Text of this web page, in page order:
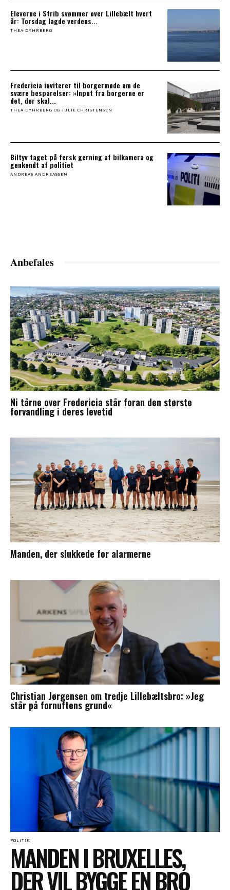
Eleverne i Strib svømmer over Lillebælt hvert
år: Torsdag lagde verdens...
THEA DYHRBERG
Fredericia inviterer til borgermøde om de
svære besparelser: »Input fra borgerne er
det, der skal...
THEA DYHRBERG OG JULIE CHRISTENSEN
Biltyv taget på fersk gerning af bilkamera og
genkendt af politiet
ANDREAS ANDREASSEN
Anbefales
Ni tårne over Fredericia står foran den største
forvandling i deres levetid
Manden, der slukkede for alarmerne
Christian Jørgensen om tredje Lillebæltsbro: »Jeg
står på fornuftens grund«
POLITIK
MANDEN I BRUXELLES,
DER VIL BYGGE EN BRO